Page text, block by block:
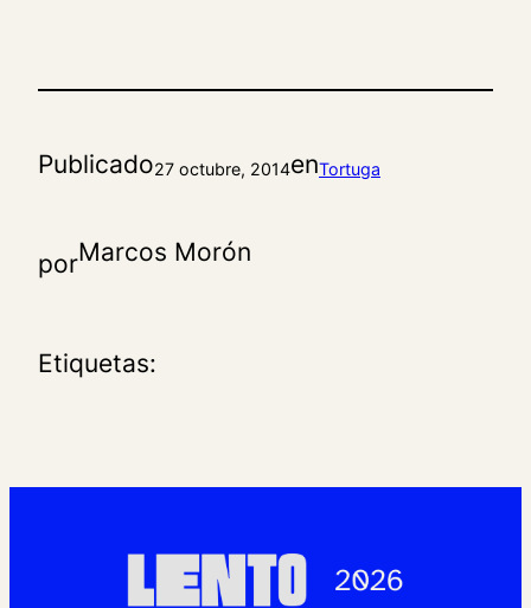
Publicado27 octubre, 2014enTortuga
porMarcos Morón
Etiquetas: